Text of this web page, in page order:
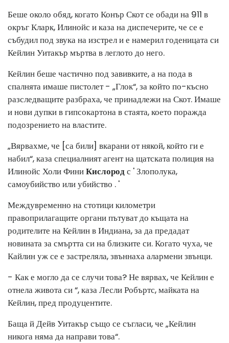
Беше около обяд, когато Конър Скот се обади на 911 в
окръг Кларк, Илинойс и каза на диспечерите, че се е
събудил под звука на изстрел и е намерил годеницата си
Кейлин Уитакър мъртва в леглото до него.
Кейлин беше частично под завивките, а на пода в
спалнята имаше пистолет - „Глок“, за който по-късно
разследващите разбраха, че принадлежи на Скот. Имаше
и нови дупки в гипсокартона в стаята, което поражда
подозрението на властите.
„Вярвахме, че [са били] вкарани от някой, който ги е
набил“, каза специалният агент на щатската полиция на
Илинойс Холи ФиниКислородс ' Злополука,
самоубийство или убийство . '
Междувременно на стотици километри
правоприлагащите органи пътуват до къщата на
родителите на Кейлин в Индиана, за да предадат
новината за смъртта си на близките си. Когато чуха, че
Кайлин уж се е застреляла, звъннаха алармени звънци.
- Как е могло да се случи това? Не вярвах, че Кейлин е
отнела живота си “, каза Лесли Робъртс, майката на
Кейлин, пред продуцентите.
Баща й Дейв Уитакър също се съгласи, че „Кейлин
никога няма да направи това“.